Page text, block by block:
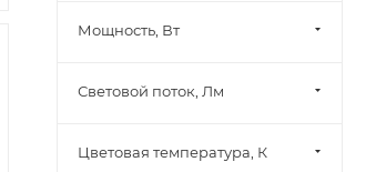
Мощность, Вт
Световой поток, Лм
Цветовая температура, К